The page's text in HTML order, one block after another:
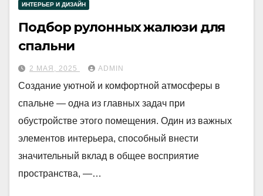
ИНТЕРЬЕР И ДИЗАЙН
Подбор рулонных жалюзи для
спальни
2 МАЯ, 2025 ADMIN
Создание уютной и комфортной атмосферы в
спальне — одна из главных задач при
обустройстве этого помещения. Один из важных
элементов интерьера, способный внести
значительный вклад в общее восприятие
пространства, —…